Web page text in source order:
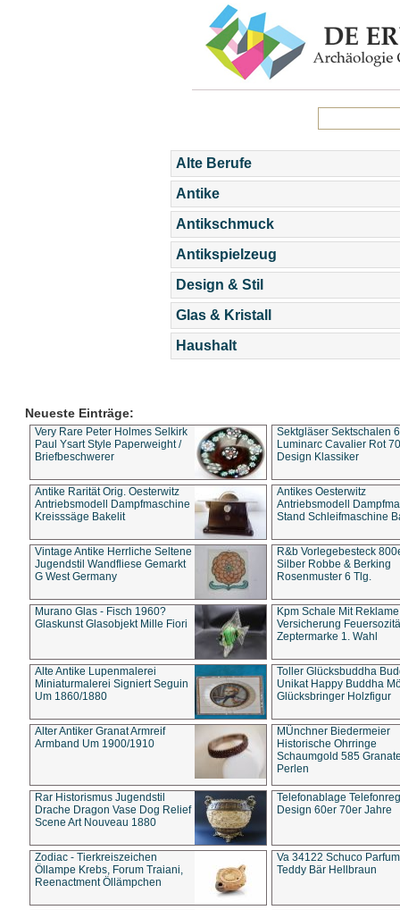
Alte Berufe
Antike
Antikschmuck
Antikspielzeug
Design & Stil
Glas & Kristall
Haushalt
Neueste Einträge:
Very Rare Peter Holmes Selkirk
Paul Ysart Style Paperweight /
Briefbeschwerer
Sektgläser Sektschalen
Luminarc Cavalier Rot
Design Klassiker
Antike Rarität Orig. Oesterwitz
Antriebsmodell Dampfmaschine
Kreisssäge Bakelit
Antikes Oesterwitz
Antriebsmodell
Stand Schleifmaschine
Vintage Antike Herrliche Seltene
Jugendstil Wandfliese Gemarkt
G West Germany
R&b Vorlegebesteck
Silber Robbe & Berking
Rosenmuster 6 Tlg.
Murano Glas - Fisch 1960?
Glaskunst Glasobjekt Mille Fiori
Kpm Schale Mit Reklame
Versicherung
Zeptermarke 1. Wahl
Alte Antike Lupenmalerei
Miniaturmalerei Signiert Seguin
Um 1860/1880
Toller Glücksbuddha
Unikat Happy Buddha
Glücksbringer Holzfigur
Alter Antiker Granat Armreif
Armband Um 1900/1910
MÜnchner Biedermeier
Historische Ohrringe
Schaumgold 585
Perlen
Rar Historismus Jugendstil
Drache Dragon Vase Dog Relief
Scene Art Nouveau 1880
Telefonablage
Design 60er 70er Jahre
Zodiac - Tierkreiszeichen
Öllampe Krebs, Forum Traiani,
Reenactment Öllämpchen
Va 34122 Schuco
Teddy Bär Hellbraun